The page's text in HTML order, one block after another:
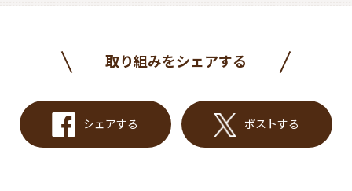
取り組みをシェアする
シェアする ポストする